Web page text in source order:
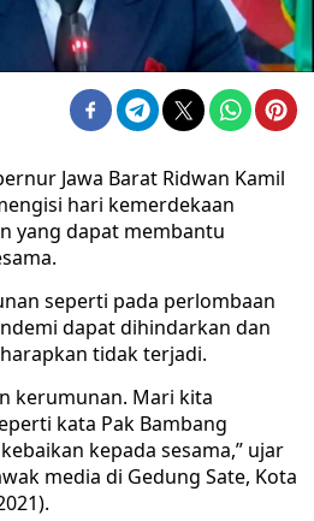
Jawa Barat Ridwan Kamil
hari kemerdekaan
yang dapat membantu
seperti pada perlombaan
dapat dihindarkan dan
tidak terjadi.
kerumunan. Mari kita
kata Pak Bambang
kepada sesama,” ujar
media di Gedung Sate, Kota